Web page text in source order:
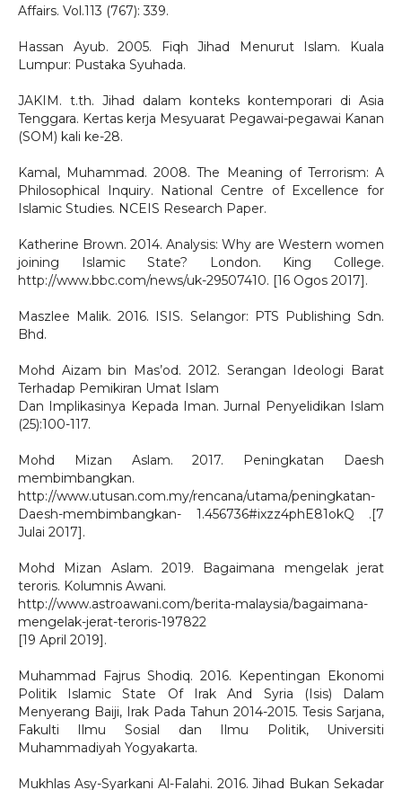
Affairs. Vol.113 (767): 339.
Hassan Ayub. 2005. Fiqh Jihad Menurut Islam. Kuala
Lumpur: Pustaka Syuhada.
JAKIM. t.th. Jihad dalam konteks kontemporari di Asia
Tenggara. Kertas kerja Mesyuarat Pegawai-pegawai Kanan
(SOM) kali ke-28.
Kamal, Muhammad. 2008. The Meaning of Terrorism: A
Philosophical Inquiry. National Centre of Excellence for
Islamic Studies. NCEIS Research Paper.
Katherine Brown. 2014. Analysis: Why are Western women
joining Islamic State? London. King College.
http://www.bbc.com/news/uk-29507410. [16 Ogos 2017].
Maszlee Malik. 2016. ISIS. Selangor: PTS Publishing Sdn.
Bhd.
Mohd Aizam bin Mas’od. 2012. Serangan Ideologi Barat
Terhadap Pemikiran Umat Islam
Dan Implikasinya Kepada Iman. Jurnal Penyelidikan Islam
(25):100-117.
Mohd Mizan Aslam. 2017. Peningkatan Daesh
membimbangkan.
http://www.utusan.com.my/rencana/utama/peningkatan-
Daesh-membimbangkan- 1.456736#ixzz4phE81okQ .[7
Julai 2017].
Mohd Mizan Aslam. 2019. Bagaimana mengelak jerat
teroris. Kolumnis Awani.
http://www.astroawani.com/berita-malaysia/bagaimana-
mengelak-jerat-teroris-197822
[19 April 2019].
Muhammad Fajrus Shodiq. 2016. Kepentingan Ekonomi
Politik Islamic State Of Irak And Syria (Isis) Dalam
Menyerang Baiji, Irak Pada Tahun 2014-2015. Tesis Sarjana,
Fakulti Ilmu Sosial dan Ilmu Politik, Universiti
Muhammadiyah Yogyakarta.
Mukhlas Asy-Syarkani Al-Falahi. 2016. Jihad Bukan Sekadar